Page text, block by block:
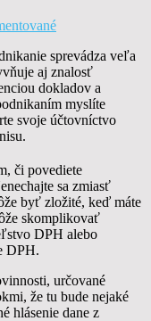
sprevádza veľa
aj znalosť
dokladov a
myslíte
svoje účtovníctvo
či povediete
sa zmiasť
byť zložité, keď máte
skomplikovať
DPH alebo
DPH.
určované
že tu bude nejaké
hlásenie dane z